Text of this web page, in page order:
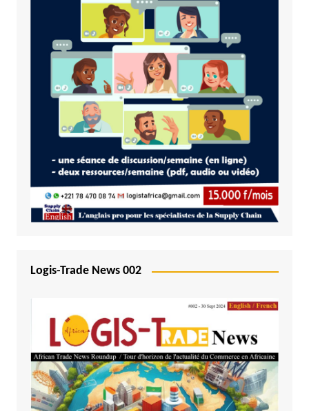
Logis-Trade News 002